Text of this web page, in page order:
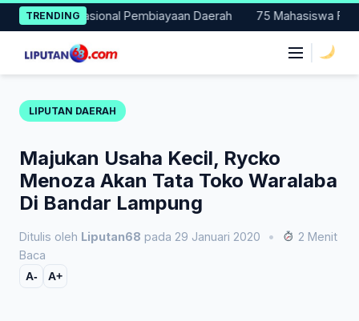
Skip
to
content
TRENDING
Nasional Pembiayaan Daerah 75 Mahasiswa Fakultas
LIPUTAN DAERAH
Majukan Usaha Kecil, Rycko
Menoza Akan Tata Toko Waralaba
Di Bandar Lampung
Ditulis oleh Liputan68 pada 29 Januari 2020 •
2 Menit
Baca
A- A+